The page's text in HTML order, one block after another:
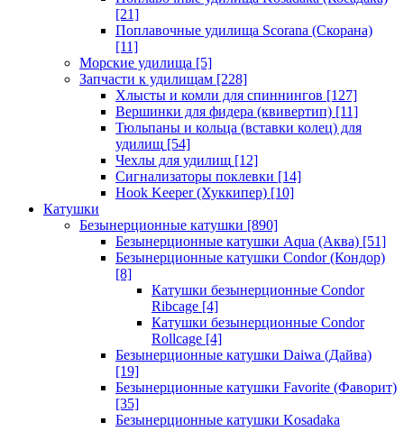
[21]
Поплавочные удилища Scorana (Скорана)
[11]
Морские удилища [5]
Запчасти к удилищам [228]
Хлысты и комли для спиннингов [127]
Вершинки для фидера (квивертип) [11]
Тюльпаны и кольца (вставки колец) для
удилищ [54]
Чехлы для удилищ [12]
Сигнализаторы поклевки [14]
Hook Keeper (Хуккипер) [10]
Катушки
Безынерционные катушки [890]
Безынерционные катушки Aqua (Аква) [51]
Безынерционные катушки Condor (Кондор)
[8]
Катушки безынерционные Condor
Ribcage [4]
Катушки безынерционные Condor
Rollcage [4]
Безынерционные катушки Daiwa (Дайва)
[19]
Безынерционные катушки Favorite (Фаворит)
[35]
Безынерционные катушки Kosadaka